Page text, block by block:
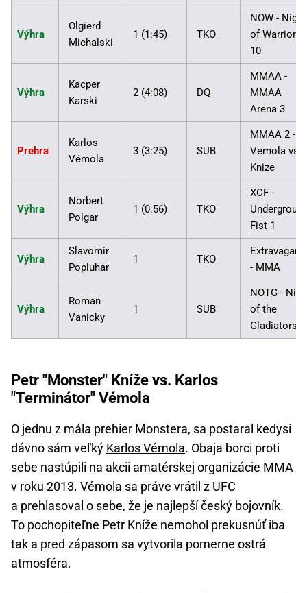
Výhra
Olgierd
Michalski
1 (1:45) TKO
NOW - Night
of Warriors
10
Výhra
Kacper
Karski
2 (4:08) DQ
MMAA -
MMAA
Arena 3
Prehra
Karlos
Vémola
3 (3:25) SUB
MMAA 2 -
Vemola vs.
Knize
Výhra
Norbert
Polgar
1 (0:56) TKO
XCF -
Fist 1
Výhra
Slavomir
Popluhar
1 TKO
- MMA
Výhra
Roman
Vanicky
1 SUB
NOTG -
of the
Gladiators
Petr "Monster" Kníže vs. Karlos
"Terminátor" Vémola
O jednu z mála prehier Monstera, sa postaral kedysi
dávno sám veľký Karlos Vémola. Obaja borci proti
sebe nastúpili na akcii amatérskej organizácie MMA
v roku 2013. Vémola sa práve vrátil z UFC
a prehlasoval o sebe, že je najlepší český bojovník.
To pochopiteľne Petr Kníže nemohol prekusnúť iba
tak a pred zápasom sa vytvorila pomerne ostrá
atmosféra.